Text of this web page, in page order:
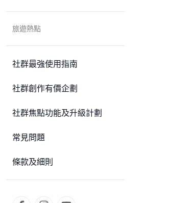
旅遊熱點
社群最強使用指南
社群創作有價企劃
社群焦點功能及升級計劃
常見問題
條款及細則